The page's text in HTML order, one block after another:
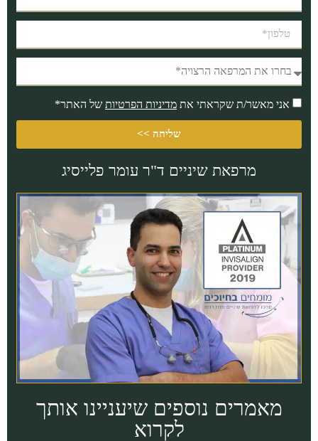
אני מאשר/ת שקראתי את מדיניות הפרטיות של האתר*
שליחה >>
מרפאת שיניים ד"ר עומר פלייסיג
מאמרים נוספים שיעניינו אותך
לקרוא